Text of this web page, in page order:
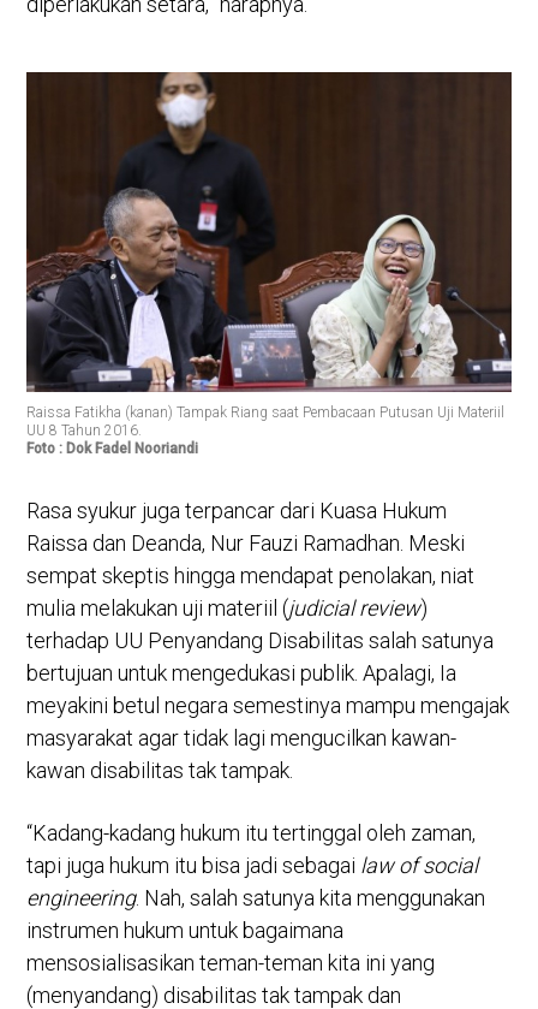
Raissa Fatikha (kanan) Tampak Riang saat Pembacaan Putusan Uji Materiil
UU 8 Tahun 2016.
Foto : Dok Fadel Nooriandi
Rasa syukur juga terpancar dari Kuasa Hukum
Raissa dan Deanda, Nur Fauzi Ramadhan. Meski
sempat skeptis hingga mendapat penolakan, niat
mulia melakukan uji materiil (judicial review)
terhadap UU Penyandang Disabilitas salah satunya
bertujuan untuk mengedukasi publik. Apalagi, Ia
meyakini betul negara semestinya mampu mengajak
masyarakat agar tidak lagi mengucilkan kawan-
kawan disabilitas tak tampak.
“Kadang-kadang hukum itu tertinggal oleh zaman,
tapi juga hukum itu bisa jadi sebagai law of social
engineering. Nah, salah satunya kita menggunakan
instrumen hukum untuk bagaimana
mensosialisasikan teman-teman kita ini yang
(menyandang) disabilitas tak tampak dan